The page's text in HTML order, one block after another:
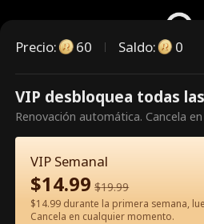
Es un
Desbloquéalo
60
Precio: 60 Saldo: 0
VIP desbloquea todas
Renovación automática. Cancela
VIP Semanal
$14.99 $19.99
$14.99 durante la primera semana,
Cancela en cualquier momento.